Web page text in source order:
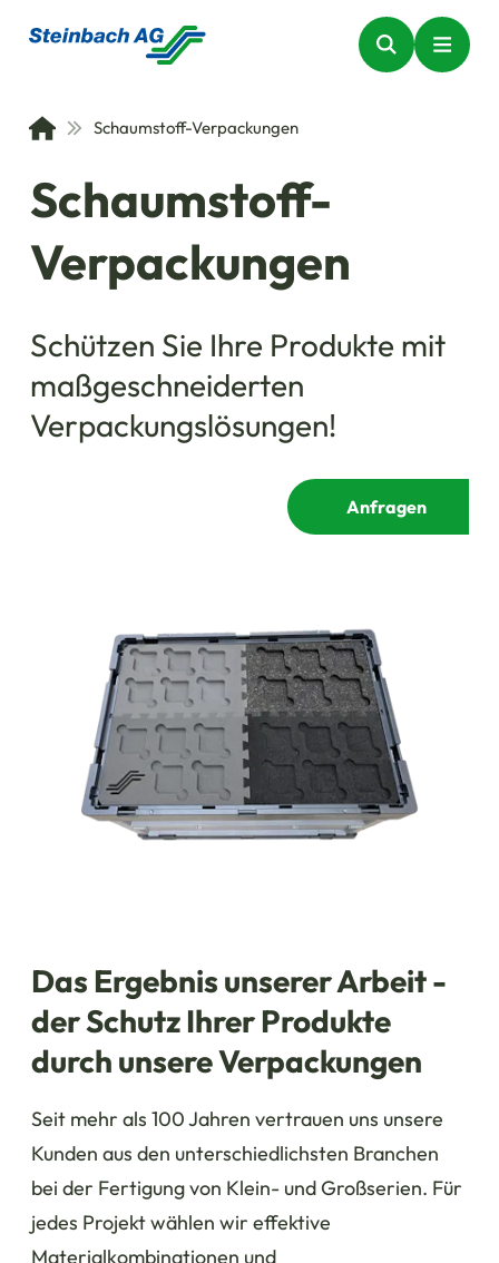
Schaumstoff-Verpackungen
Schaumstoff-
Verpackungen
Schützen Sie Ihre Produkte mit
maßgeschneiderten
Verpackungslösungen!
Anfragen
Das Ergebnis unserer Arbeit -
der Schutz Ihrer Produkte
durch unsere Verpackungen
Seit mehr als 100 Jahren vertrauen uns unsere
Kunden aus den unterschiedlichsten Branchen
bei der Fertigung von Klein- und Großserien. Für
jedes Projekt wählen wir effektive
Materialkombinationen und